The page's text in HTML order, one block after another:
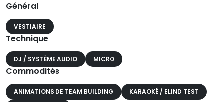
Général
VESTIAIRE
Technique
DJ / SYSTÈME AUDIO MICRO
Commodités
ANIMATIONS DE TEAM BUILDING
KARAOKÉ / BLIND TEST